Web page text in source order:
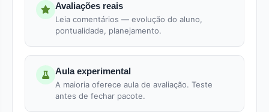
Avaliações reais
Leia comentários — evolução do aluno,
pontualidade, planejamento.
Aula experimental
A maioria oferece aula de avaliação. Teste
antes de fechar pacote.